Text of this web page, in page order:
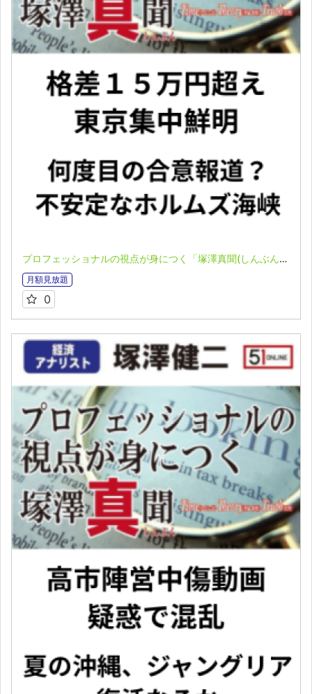
プロフェッショナルの視点が身につく「塚澤真聞(しんぶん)」(2025.6.30)
月額見放題
0